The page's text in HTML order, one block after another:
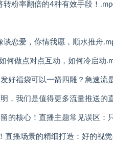
粉率翻倍的4种有效手段！
恋爱，你情我愿，顺水推舟
何做点对点互动，如何冷启动
好福袋可以一箭四雕？急速流
，我们是值得更多流量推送的
的核心！直播主题常见误区：
直播场景的精细打造：好的视